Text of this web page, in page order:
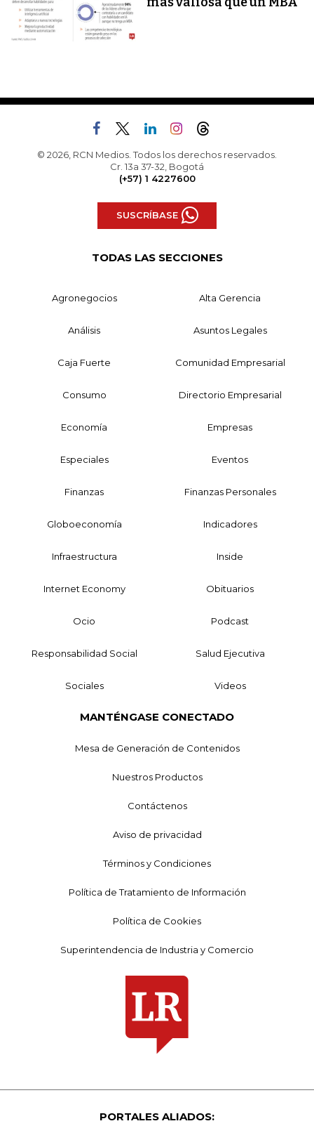
© 2026, RCN Medios. Todos los derechos reservados.
Cr. 13a 37-32, Bogotá
(+57) 1 4227600
SUSCRÍBASE
TODAS LAS SECCIONES
Agronegocios Alta Gerencia
Análisis Asuntos Legales
Caja Fuerte Comunidad Empresarial
Consumo Directorio Empresarial
Economía Empresas
Especiales Eventos
Finanzas Finanzas Personales
Globoeconomía Indicadores
Infraestructura Inside
Internet Economy Obituarios
Ocio Podcast
Responsabilidad Social Salud Ejecutiva
Sociales Videos
MANTÉNGASE CONECTADO
Mesa de Generación de Contenidos
Nuestros Productos
Contáctenos
Aviso de privacidad
Términos y Condiciones
Política de Tratamiento de Información
Política de Cookies
Superintendencia de Industria y Comercio
PORTALES ALIADOS: